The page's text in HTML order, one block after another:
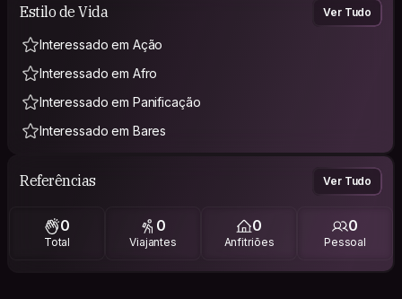
Estilo de Vida Ver Tudo
Interessado em Ação
Interessado em Afro
Interessado em Panificação
Interessado em Bares
Referências Ver Tudo
0
Total
0
Viajantes
0
Anfitriões
0
Pessoal